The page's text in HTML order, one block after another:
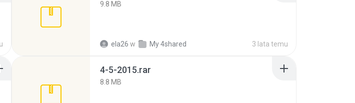
9.8 MB
ela26 w My 4shared 3 lata temu
4-5-2015.rar
8.8 MB